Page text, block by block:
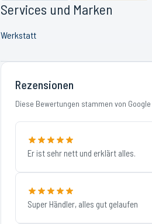
Services und Marken
Werkstatt
Rezensionen
Diese Bewertungen stammen von
Er ist sehr nett und erklärt alles.
Super Händler, alles gut gelaufen